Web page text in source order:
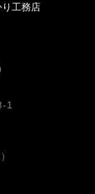
工務店
1